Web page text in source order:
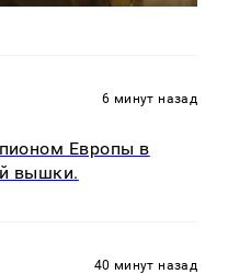
6 минут назад
Европы в
вышки.
40 минут назад